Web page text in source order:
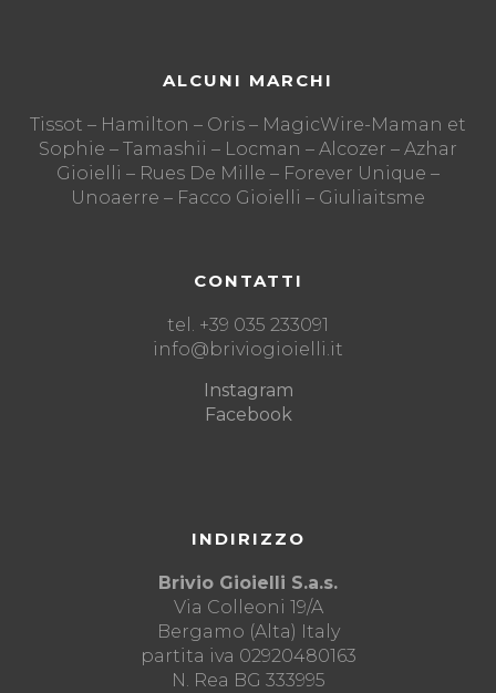
ALCUNI MARCHI
Tissot – Hamilton – Oris – MagicWire-Maman et
Sophie – Tamashii – Locman – Alcozer – Azhar
Gioielli – Rues De Mille – Forever Unique –
Unoaerre – Facco Gioielli – Giuliaitsme
CONTATTI
tel. +39 035 233091
info@briviogioielli.it
Instagram
Facebook
INDIRIZZO
Brivio Gioielli S.a.s.
Via Colleoni 19/A
Bergamo (Alta) Italy
partita iva 02920480163
N. Rea BG 333995